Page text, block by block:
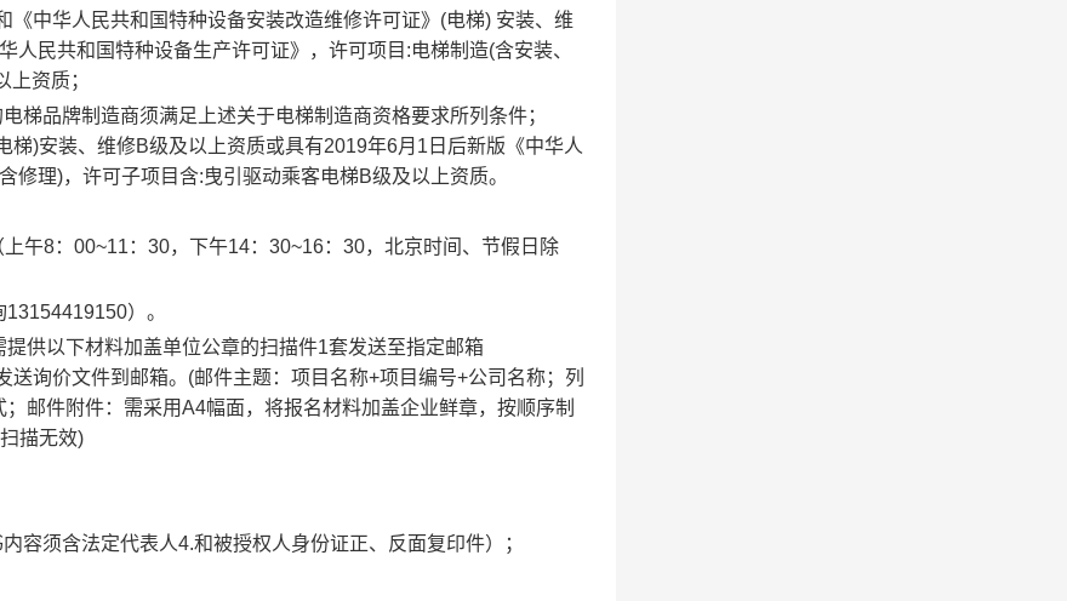
中华人民共和国特种设备安装改造维修许可证》(电梯) 安装、维
民共和国特种设备生产许可证》，许可项目:电梯制造(含安装、
资质；
梯品牌制造商须满足上述关于电梯制造商资格要求所列条件；
)安装、维修B级及以上资质或具有2019年6月1日后新版《中华人
修理)，许可子项目含:曳引驱动乘客电梯B级及以上资质。
上午8： 00~11 ： 30，下午14： 30~16： 30， 北京时间、节假日除
13154419150）。
提供以下材料加盖单位公章的扫描件1套发送至指定邮箱
送询价文件到邮箱。 (邮件主题：项目名称+项目编号+公司名称；列
邮件附件：需采用A4幅面，将报名材料加盖企业鲜章，按顺序制
描无效)
容须含法定代表人4.和被授权人身份证正、反面复印件）；